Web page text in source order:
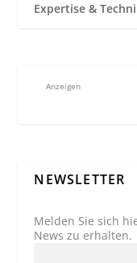
Expertise &
Anzeigen
NEWSLETTER
Melden Sie sich
News zu erhalten.